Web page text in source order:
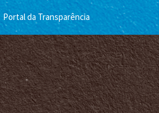
Portal da Transparência